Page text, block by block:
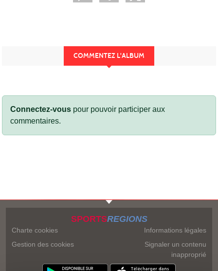
COMMENTEZ L'ALBUM
Connectez-vous pour pouvoir participer aux
commentaires.
SPORTSREGIONS
Charte cookies
Gestion des cookies
Informations légales
Signaler un contenu
inapproprié